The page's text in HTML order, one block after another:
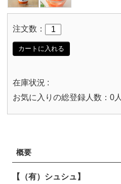
注文数：
カートに入れる
在庫状況 :
お気に入りの総登録人数：0人
概要
【（有）シュシュ】